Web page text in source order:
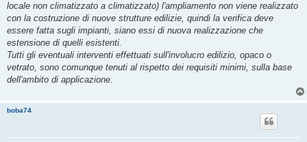
locale non climatizzato a climatizzato) l'ampliamento non viene realizzato
con la costruzione di nuove strutture edilizie, quindi la verifica deve
essere fatta sugli impianti, siano essi di nuova realizzazione che
estensione di quelli esistenti.
Tutti gli eventuali interventi effettuati sull'involucro edilizio, opaco o
vetrato, sono comunque tenuti al rispetto dei requisiti minimi, sulla base
dell'ambito di applicazione.
boba74